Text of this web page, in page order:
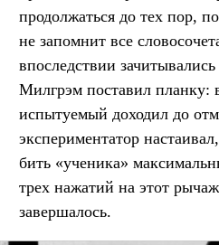
продолжаться до тех пор,
не запомнит все
впоследствии
Милгрэм поставил планку:
испытуемый доходил до
экспериментатор
бить «ученика»
трех нажатий на этот
завершалось.